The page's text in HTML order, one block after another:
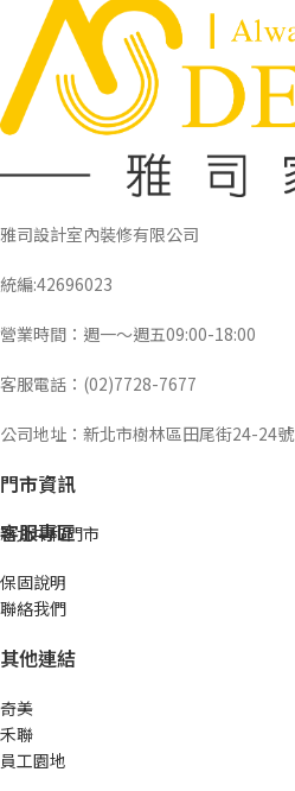
雅司設計室內裝修有限公司
統編:42696023
營業時間：週一～週五09:00-18:00
客服電話：(02)7728-7677
公司地址：新北市樹林區田尾街24-24號
門市資訊
新北中和門市
客服專區
保固說明
聯絡我們
其他連結
奇美
禾聯
員工園地